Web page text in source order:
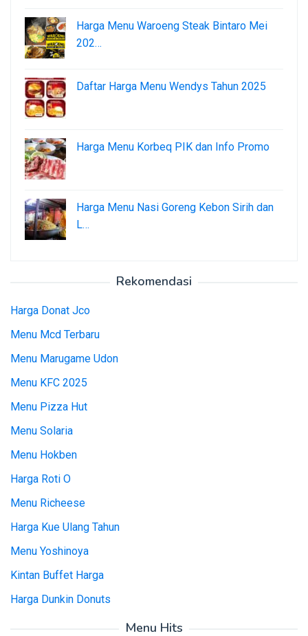
Harga Menu Waroeng Steak Bintaro Mei
202…
Daftar Harga Menu Wendys Tahun 2025
Harga Menu Korbeq PIK dan Info Promo
Harga Menu Nasi Goreng Kebon Sirih dan
L…
Rekomendasi
Harga Donat Jco
Menu Mcd Terbaru
Menu Marugame Udon
Menu KFC 2025
Menu Pizza Hut
Menu Solaria
Menu Hokben
Harga Roti O
Menu Richeese
Harga Kue Ulang Tahun
Menu Yoshinoya
Kintan Buffet Harga
Harga Dunkin Donuts
Menu Hits